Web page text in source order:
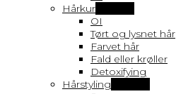
Hårkur
OI
Tørt og lysnet hår
Farvet hår
Fald eller krøller
Detoxifying
Hårstyling